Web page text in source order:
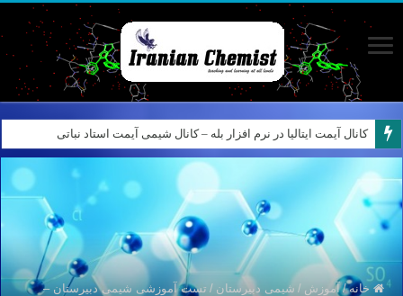
کانال آیمت ایتالیا در نرم افزار بله – کانال شیمی آیمت استاد نباتی
خانه / آموزش / شیمی دبیرستان / تست آموزشی شیمی دبیرستان –